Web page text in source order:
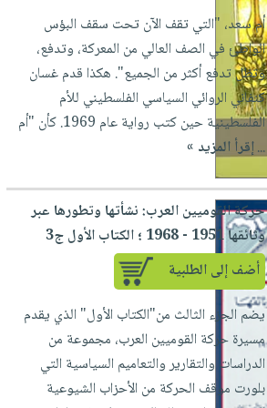
أم سعد، "التي تقف الآن تحت سقف البؤس
الواطئ في الصف العالي من المعركة، وتدفع،
وتظل تدفع أكثر من الجميع". هكذا قدم غسان
كنفاني الروائي السياسي الفلسطيني للأم
الفلسطينية حين كتب رواية عام 1969. كأن "أم
...إقرأ المزيد »
حركة القوميين العرب: نشأتها وتطورها عبر
وثائقها 1951 - 1968 ؛ الكتاب الأول ج3
أضف إلى الطلبية
يضم الجزء الثالث من"الكتاب الأول" الذي يقدم
مسيرة حركة القوميين العرب، مجموعة من
الدراسات والتقارير والتعاميم السياسية التي
بلورت موقف الحركة من الأحزاب الشيوعية